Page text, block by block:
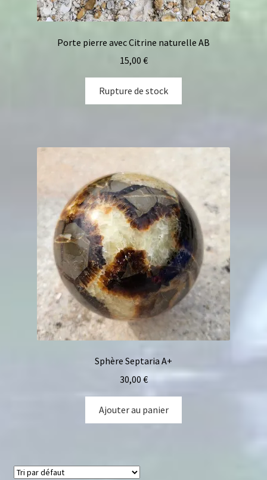
Porte pierre avec Citrine naturelle AB
15,00 €
Rupture de stock
Sphère Septaria A+
30,00€
Ajouter au panier